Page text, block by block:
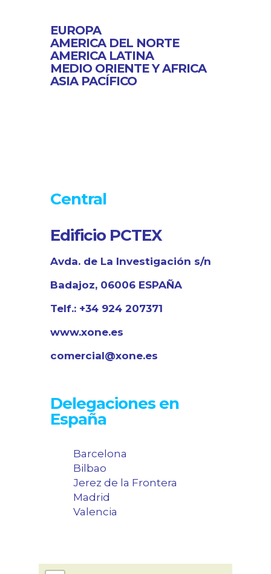
EUROPA
AMERICA DEL NORTE
AMERICA LATINA
MEDIO ORIENTE Y AFRICA
ASIA PACÍFICO
Central
Edificio PCTEX
Avda. de La Investigación s/n
Badajoz, 06006 ESPAÑA
Telf.: +34 924 207371
www.xone.es
comercial@xone.es
Delegaciones en
España
Barcelona
Bilbao
Jerez de la Frontera
Madrid
Valencia